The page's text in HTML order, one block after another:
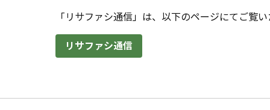
「リサファシ通信」は、以下のページにてご覧
リサファシ通信